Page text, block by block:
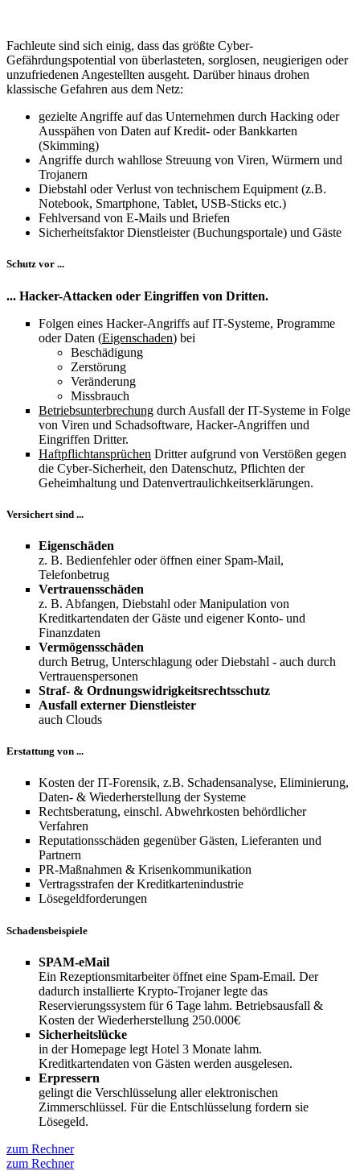
Fachleute sind sich einig, dass das größte Cyber-
Gefährdungspotential von überlasteten, sorglosen, neugierigen oder
unzufriedenen Angestellten ausgeht. Darüber hinaus drohen
klassische Gefahren aus dem Netz:
gezielte Angriffe auf das Unternehmen durch Hacking oder
Ausspähen von Daten auf Kredit- oder Bankkarten
(Skimming)
Angriffe durch wahllose Streuung von Viren, Würmern und
Trojanern
Diebstahl oder Verlust von technischem Equipment (z.B.
Notebook, Smartphone, Tablet, USB-Sticks etc.)
Fehlversand von E-Mails und Briefen
Sicherheitsfaktor Dienstleister (Buchungsportale) und Gäste
Schutz vor ...
... Hacker-Attacken oder Eingriffen von Dritten.
Folgen eines Hacker-Angriffs auf IT-Systeme, Programme
oder Daten (Eigenschaden) bei
Beschädigung
Zerstörung
Veränderung
Missbrauch
Betriebsunterbrechung durch Ausfall der IT-Systeme in Folge
von Viren und Schadsoftware, Hacker-Angriffen und
Eingriffen Dritter.
Haftpflichtansprüchen Dritter aufgrund von Verstößen gegen
die Cyber-Sicherheit, den Datenschutz, Pflichten der
Geheimhaltung und Datenvertraulichkeitserklärungen.
Versichert sind ...
Eigenschäden
z. B. Bedienfehler oder öffnen einer Spam-Mail,
Telefonbetrug
Vertrauensschäden
z. B. Abfangen, Diebstahl oder Manipulation von
Kreditkartendaten der Gäste und eigener Konto- und
Finanzdaten
Vermögensschäden
durch Betrug, Unterschlagung oder Diebstahl - auch durch
Vertrauenspersonen
Straf- & Ordnungswidrigkeitsrechtsschutz
Ausfall externer Dienstleister
auch Clouds
Erstattung von ...
Kosten der IT-Forensik, z.B. Schadensanalyse, Eliminierung,
Daten- & Wiederherstellung der Systeme
Rechtsberatung, einschl. Abwehrkosten behördlicher
Verfahren
Reputationsschäden gegenüber Gästen, Lieferanten und
Partnern
PR-Maßnahmen & Krisenkommunikation
Vertragsstrafen der Kreditkartenindustrie
Lösegeldforderungen
Schadensbeispiele
SPAM-eMail
Ein Rezeptionsmitarbeiter öffnet eine Spam-Email. Der
dadurch installierte Krypto-Trojaner legte das
Reservierungssystem für 6 Tage lahm. Betriebsausfall &
Kosten der Wiederherstellung 250.000€
Sicherheitslücke
in der Homepage legt Hotel 3 Monate lahm.
Kreditkartendaten von Gästen werden ausgelesen.
Erpressern
gelingt die Verschlüsselung aller elektronischen
Zimmerschlüssel. Für die Entschlüsselung fordern sie
Lösegeld.
zum Rechner
zum Rechner